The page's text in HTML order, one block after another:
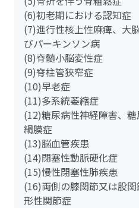
(6)初老期における認知症
(7)進行性核上性麻痺、大
びパーキンソン病
(8)脊髄小脳変性症
(9)脊柱管狭窄症
(10)早老症
(11)多系統萎縮症
(12)糖尿病性神経障害、
網膜症
(13)脳血管疾患
(14)閉塞性動脈硬化症
(15)慢性閉塞性肺疾患
(16)両側の膝関節又は股
形性関節症